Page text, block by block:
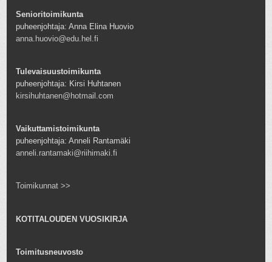
Senioritoimikunta
puheenjohtaja: Anna Elina Huovio
anna.huovio@edu.hel.fi
Tulevaisuustoimikunta
puheenjohtaja: Kirsi Huhtanen
kirsihuhtanen@hotmail.com
Vaikuttamistoimikunta
puheenjohtaja: Anneli Rantamäki
anneli.rantamaki@riihimaki.fi
Toimikunnat >>
KOTITALOUDEN VUOSIKIRJA
Toimitusneuvosto